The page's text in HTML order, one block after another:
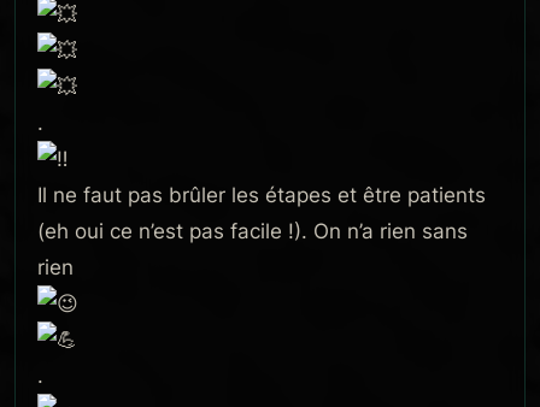
.
Il ne faut pas brûler les étapes et être patients
(eh oui ce n’est pas facile !). On n’a rien sans
rien
.